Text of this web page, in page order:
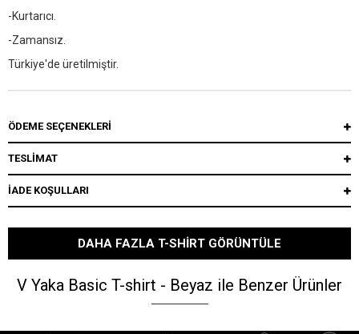
-Kurtarıcı.
-Zamansız.
Türkiye'de üretilmiştir.
ÖDEME SEÇENEKLERI
TESLİMAT
İADE KOŞULLARI
DAHA FAZLA T-SHIRT GÖRÜNTÜLE
V Yaka Basic T-shirt - Beyaz ile Benzer Ürünler